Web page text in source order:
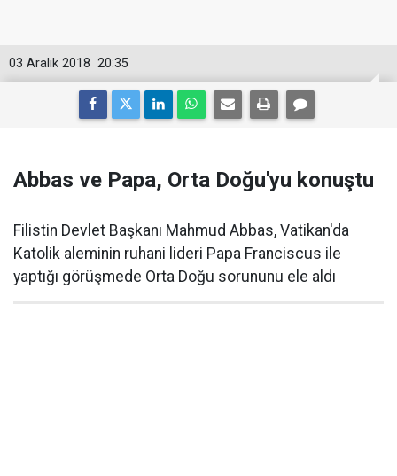
20:35
03 Aralık 2018
Abbas ve Papa, Orta Doğu'yu konuştu
Filistin Devlet Başkanı Mahmud Abbas, Vatikan'da
Katolik aleminin ruhani lideri Papa Franciscus ile
yaptığı görüşmede Orta Doğu sorununu ele aldı